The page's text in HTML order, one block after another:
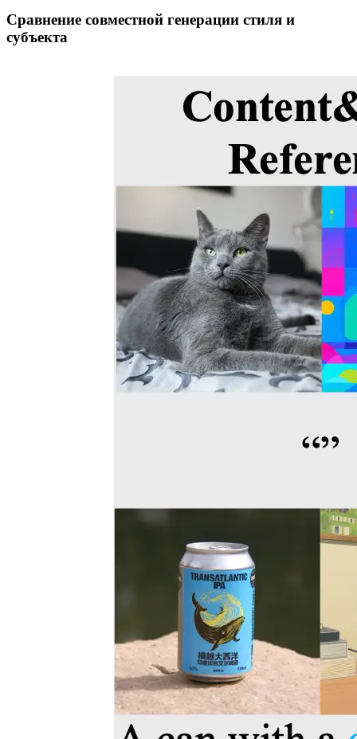
Сравнение совместной генерации стиля и
субъекта